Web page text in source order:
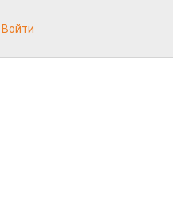
Войти